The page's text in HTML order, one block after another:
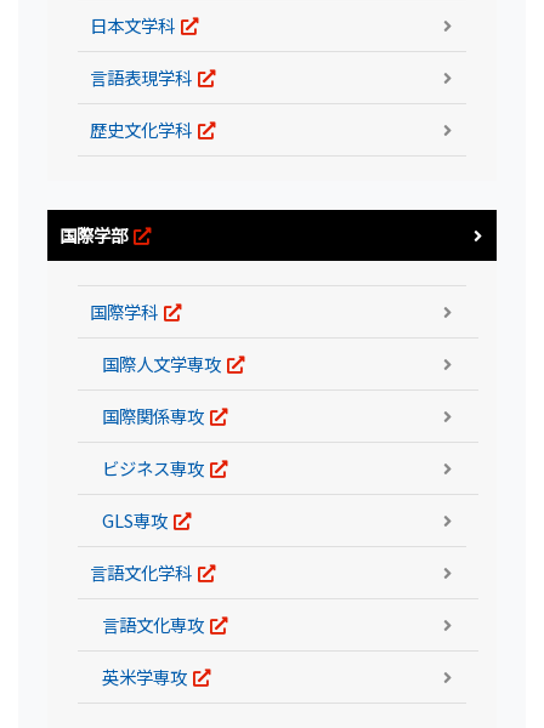
日本文学科
言語表現学科
歴史文化学科
国際学部
国際学科
国際人文学専攻
国際関係専攻
ビジネス専攻
GLS専攻
言語文化学科
言語文化専攻
英米学専攻